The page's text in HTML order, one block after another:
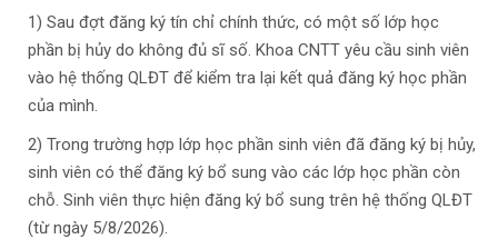
1) Sau đợt đăng ký tín chỉ chính thức, có một số lớp học
phần bị hủy do không đủ sĩ số. Khoa CNTT yêu cầu sinh viên
vào hệ thống QLĐT để kiểm tra lại kết quả đăng ký học phần
của mình.
2) Trong trường hợp lớp học phần sinh viên đã đăng ký bị hủy,
sinh viên có thể đăng ký bổ sung vào các lớp học phần còn
chỗ. Sinh viên thực hiện đăng ký bổ sung trên hệ thống QLĐT
(từ ngày 5/8/2026).